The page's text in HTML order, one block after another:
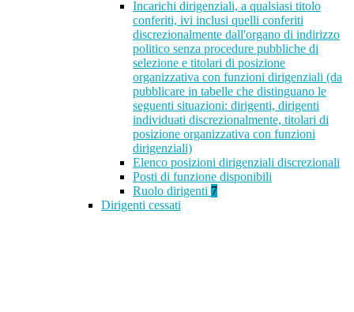
Incarichi dirigenziali, a qualsiasi titolo
conferiti, ivi inclusi quelli conferiti
discrezionalmente dall'organo di indirizzo
politico senza procedure pubbliche di
selezione e titolari di posizione
organizzativa con funzioni dirigenziali (da
pubblicare in tabelle che distinguano le
seguenti situazioni: dirigenti, dirigenti
individuati discrezionalmente, titolari di
posizione organizzativa con funzioni
dirigenziali)
Elenco posizioni dirigenziali discrezionali
Posti di funzione disponibili
Ruolo dirigenti 7
Dirigenti cessati